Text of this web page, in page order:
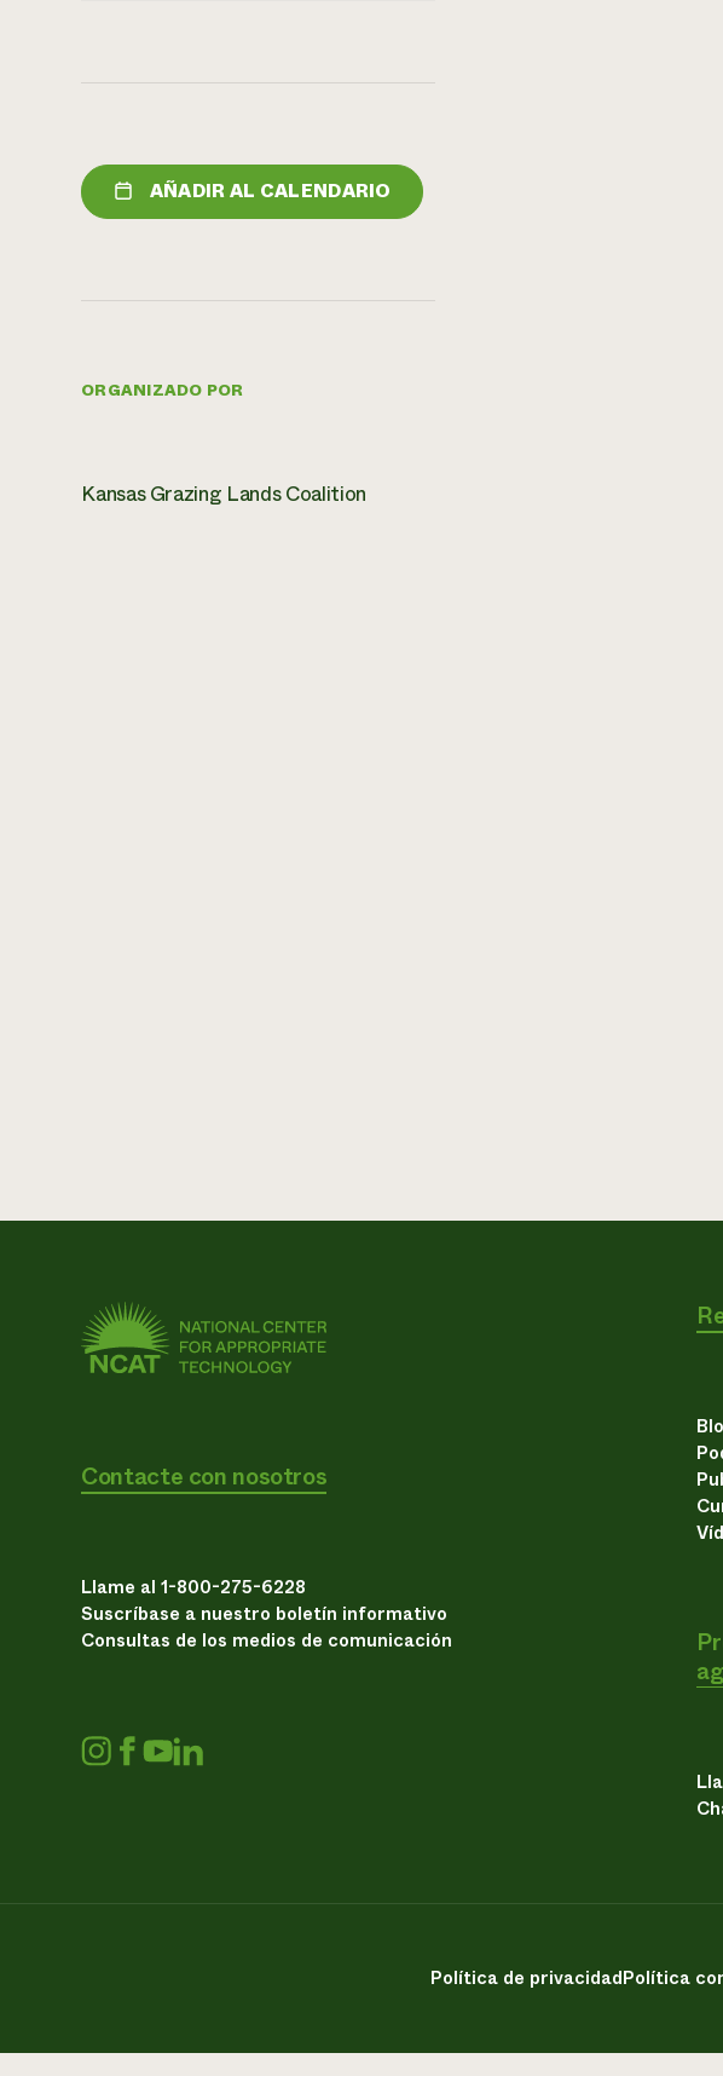
AÑADIR AL CALENDARIO
ORGANIZADO POR
Kansas Grazing Lands Coalition
Contacte con nosotros
Llame al 1-800-275-6228
Suscríbase a nuestro boletín informativo
Consultas de los medios de comunicación
Política de privacidadPolítica